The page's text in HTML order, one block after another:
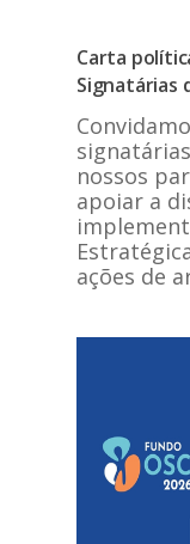
Carta
Signatárias
nossos
apoiar a
ações de